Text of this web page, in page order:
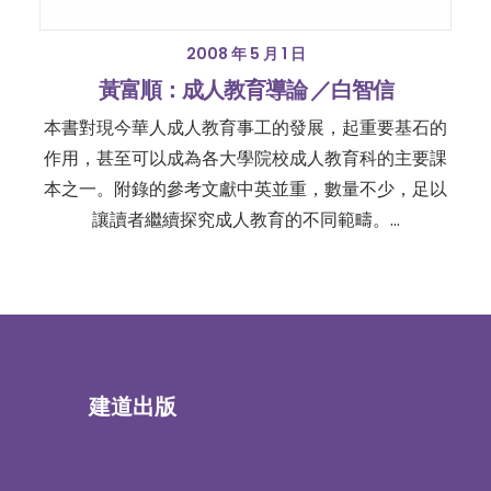
2008 年 5 月 1 日
黃富順：成人教育導論 ／白智信
本書對現今華人成人教育事工的發展，起重要基石的
作用，甚至可以成為各大學院校成人教育科的主要課
本之一。附錄的參考文獻中英並重，數量不少，足以
讓讀者繼續探究成人教育的不同範疇。…
建道出版